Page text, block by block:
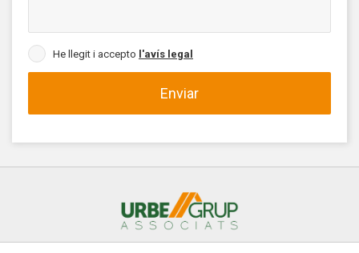
He llegit i accepto l'avís legal
Enviar